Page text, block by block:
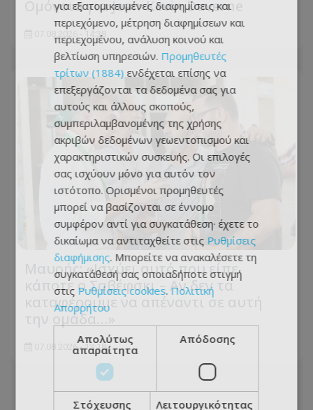
Ομόνοια για Jean-Kevin Duverne
07.08.2026 - 14:38
Μαυρής: «Ισχύει αυτό που είπε
κάποτε ο Σαβέφσκι – Αν δεν τα
καταφέρουμε να απέναντι σε αυτή
την ομάδα…»
07.08.2026 - 13:18
για εξατομικευμένες διαφημίσεις και
περιεχόμενο, μέτρηση διαφημίσεων και
περιεχομένου, ανάλυση κοινού και
βελτίωση υπηρεσιών. Προμηθευτές
τρίτων (1884) ενδέχεται επίσης να
επεξεργάζονται τα δεδομένα σας για
αυτούς και άλλους σκοπούς,
συμπεριλαμβανομένης της χρήσης
ακριβών δεδομένων γεωεντοπισμού και
χαρακτηριστικών συσκευής. Οι επιλογές
σας ισχύουν μόνο για αυτόν τον
ιστότοπο. Ορισμένοι προμηθευτές
μπορεί να βασίζονται σε έννομο
συμφέρον αντί για συγκατάθεση· έχετε το
δικαίωμα να αντιταχθείτε στις Ρυθμίσεις
διαφήμισης. Μπορείτε να ανακαλέσετε τη
συγκατάθεσή σας οποιαδήποτε στιγμή
στις Ρυθμίσεις cookies. Πολιτική
Απορρήτου
Απολύτως
απαραίτητα
Απόδοσης
Στόχευσης Λειτουργικότητας